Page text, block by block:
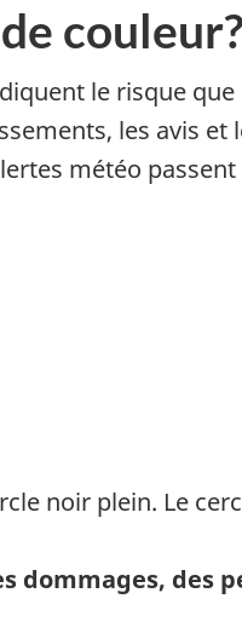
couleur?
le risque
les avis et
météo
dommages, des